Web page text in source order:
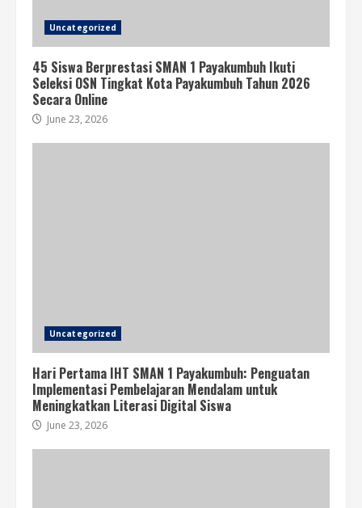
Uncategorized
45 Siswa Berprestasi SMAN 1 Payakumbuh Ikuti
Seleksi OSN Tingkat Kota Payakumbuh Tahun 2026
Secara Online
June 23, 2026
Uncategorized
Hari Pertama IHT SMAN 1 Payakumbuh: Penguatan
Implementasi Pembelajaran Mendalam untuk
Meningkatkan Literasi Digital Siswa
June 23, 2026